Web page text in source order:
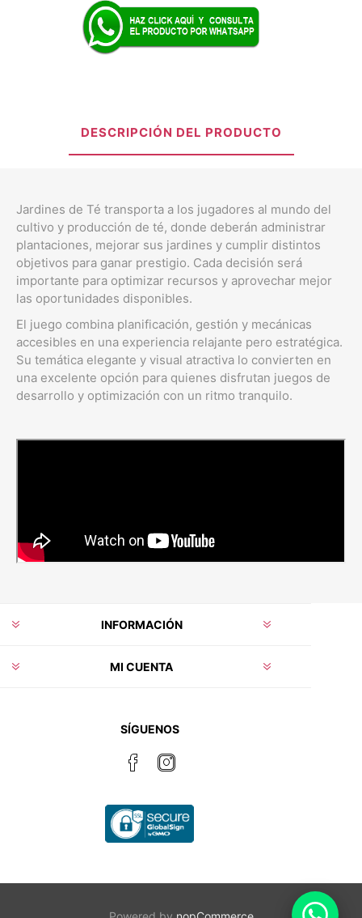
DESCRIPCIÓN DEL PRODUCTO
Jardines de Té transporta a los jugadores al mundo del
cultivo y producción de té, donde deberán administrar
plantaciones, mejorar sus jardines y cumplir distintos
objetivos para ganar prestigio. Cada decisión será
importante para optimizar recursos y aprovechar mejor
las oportunidades disponibles.
El juego combina planificación, gestión y mecánicas
accesibles en una experiencia relajante pero estratégica.
Su temática elegante y visual atractiva lo convierten en
una excelente opción para quienes disfrutan juegos de
desarrollo y optimización con un ritmo tranquilo.
INFORMACIÓN
MI CUENTA
SÍGUENOS